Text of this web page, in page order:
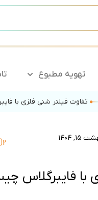
تهویه مطبوع
تفاوت فیلتر شنی فلزی با
۱۴۰۴
2
با فایبرگلاس